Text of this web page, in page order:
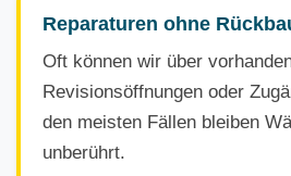
Reparaturen ohne
Oft können wir über
Revisionsöffnungen oder
den meisten Fällen bleiben
unberührt.